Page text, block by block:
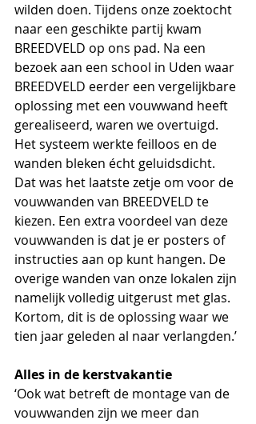
wilden doen. Tijdens onze zoektocht
naar een geschikte partij kwam
BREEDVELD op ons pad. Na een
bezoek aan een school in Uden waar
BREEDVELD eerder een vergelijkbare
oplossing met een vouwwand heeft
gerealiseerd, waren we overtuigd.
Het systeem werkte feilloos en de
wanden bleken écht geluidsdicht.
Dat was het laatste zetje om voor de
vouwwanden van BREEDVELD te
kiezen. Een extra voordeel van deze
vouwwanden is dat je er posters of
instructies aan op kunt hangen. De
overige wanden van onze lokalen zijn
namelijk volledig uitgerust met glas.
Kortom, dit is de oplossing waar we
tien jaar geleden al naar verlangden.’
Alles in de kerstvakantie
‘Ook wat betreft de montage van de
vouwwanden zijn we meer dan